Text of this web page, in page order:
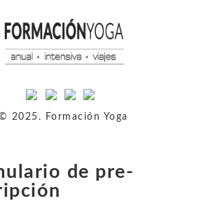
2025. Formación Yoga
de pre-